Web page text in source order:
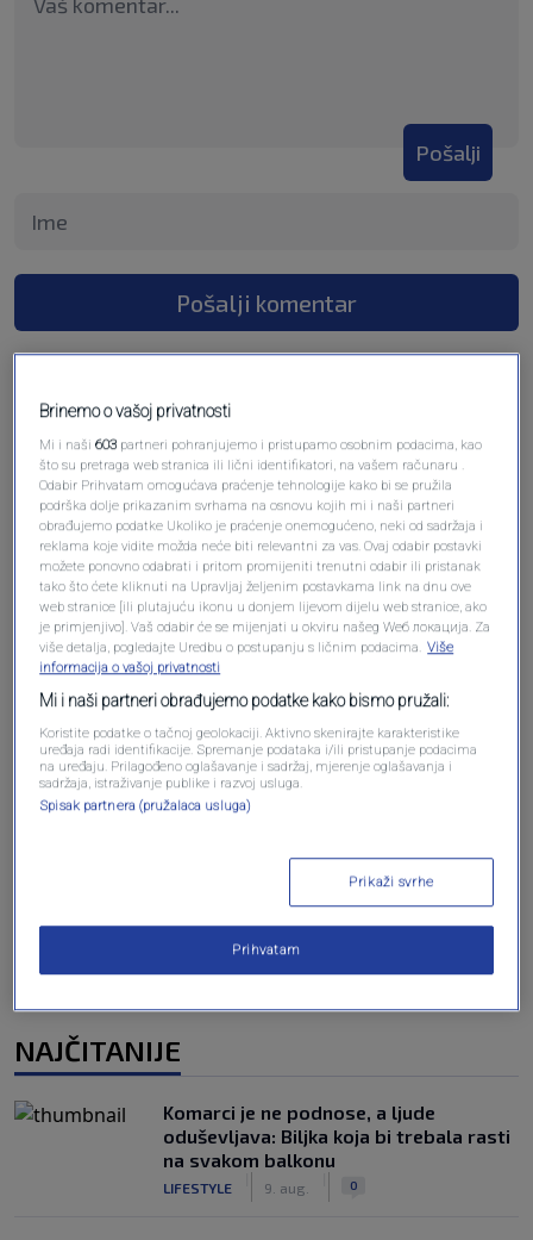
Pošalji
Pošalji komentar
Oglas
Oglas
NAJČITANIJE
Komarci je ne podnose, a ljude
oduševljava: Biljka koja bi trebala rasti
na svakom balkonu
LIFESTYLE 9. aug. 0
Brinemo o vašoj privatnosti
Mi i naši603 partneri pohranjujemo i pristupamo osobnim podacima, kao
što su pretraga web stranica ili lični identifikatori, na vašem računaru .
Odabir Prihvatam omogućava praćenje tehnologije kako bi se pružila
podrška dolje prikazanim svrhama na osnovu kojih mi i naši partneri
obrađujemo podatke Ukoliko je praćenje onemogućeno, neki od sadržaja i
reklama koje vidite možda neće biti relevantni za vas. Ovaj odabir postavki
možete ponovno odabrati i pritom promijeniti trenutni odabir ili pristanak
tako što ćete kliknuti na Upravljaj željenim postavkama link na dnu ove
web stranice [ili plutajuću ikonu u donjem lijevom dijelu web stranice, ako
je primjenjivo]. Vaš odabir će se mijenjati u okviru našeg Wеб локација. Za
više detalja, pogledajte Uredbu o postupanju s ličnim podacima. Više
informacija o vašoj privatnosti
Mi i naši partneri obrađujemo podatke kako bismo pružali:
Koristite podatke o tačnoj geolokaciji. Aktivno skenirajte karakteristike
uređaja radi identifikacije. Spremanje podataka i/ili pristupanje podacima
na uređaju. Prilagođeno oglašavanje i sadržaj, mjerenje oglašavanja i
sadržaja, istraživanje publike i razvoj usluga.
Spisak partnera (pružalaca usluga)
Prikaži svrhe
Prihvatam